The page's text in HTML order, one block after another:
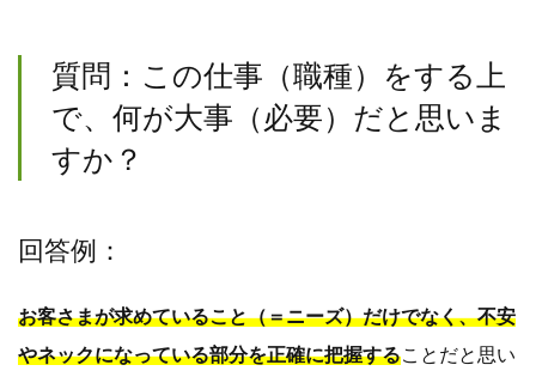
質問：この仕事（職種）をする上
で、何が大事（必要）だと思いま
すか？
回答例：
お客さまが求めていること（＝ニーズ）だけでなく、不安
やネックになっている部分を正確に把握することだと思い